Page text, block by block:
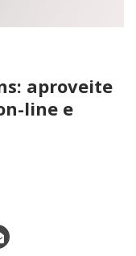
aproveite
line e